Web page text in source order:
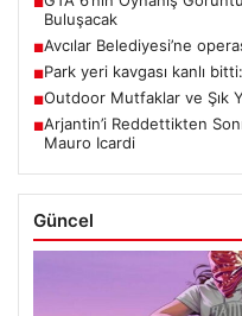
Buluşacak
■Avcılar Belediyesi’ne
■Park yeri kavgası kanlı
■Outdoor Mutfaklar ve Şık
■Arjantin’i Reddettikten
Mauro Icardi
Güncel